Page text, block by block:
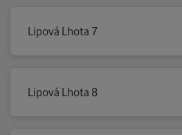
Lipová Lhota 7
Lipová Lhota 8